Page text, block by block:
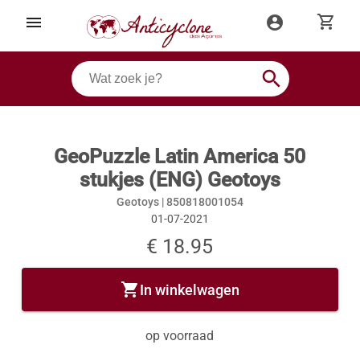
menu account_circle shopping_cart
search
GeoPuzzle Latin America 50
stukjes (ENG) Geotoys
Geotoys |850818001054
01-07-2021
€ 18.95
shopping_cartIn winkelwagen
op voorraad